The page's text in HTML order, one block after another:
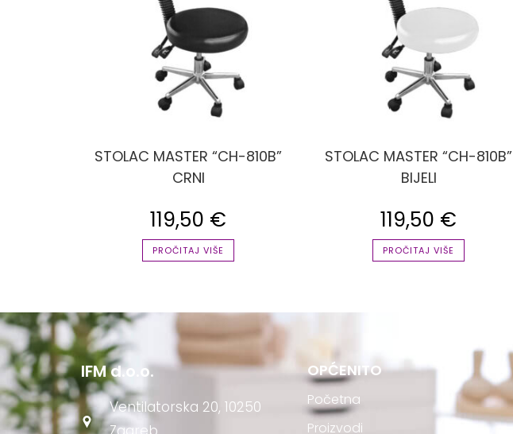
STOLAC MASTER “CH-810B”
CRNI
119,50 €
PROČITAJ VIŠE
STOLAC MASTER “CH-810B”
BIJELI
119,50 €
PROČITAJ VIŠE
IFM d.o.o.
Ventilatorska 20, 10250
OPĆENITO
Početna
Proizvodi